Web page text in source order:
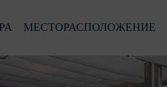
МЕСТОРАСПОЛОЖЕНИЕ